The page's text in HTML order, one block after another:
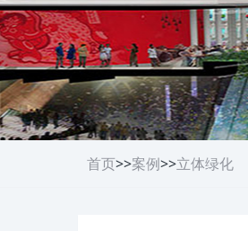
首页>>案例>>立体绿化